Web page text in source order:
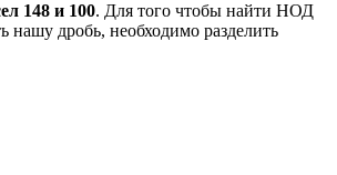
148 и 100. Для того чтобы найти НОД
нашу дробь, необходимо разделить